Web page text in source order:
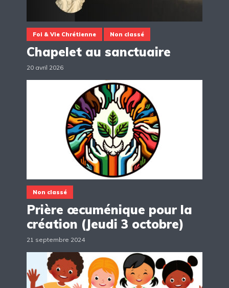
Foi & Vie Chrétienne Non classé
Chapelet au sanctuaire
20 avril 2026
Non classé
Prière œcuménique pour la
création (Jeudi 3 octobre)
21 septembre 2024